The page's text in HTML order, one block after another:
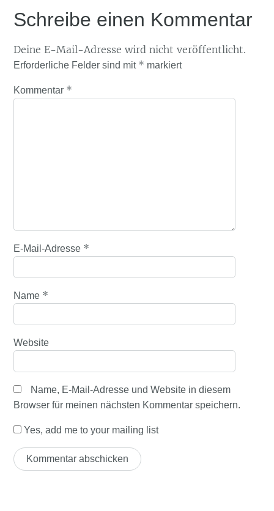
Schreibe einen Kommentar
Deine E-Mail-Adresse wird nicht veröffentlicht.
Erforderliche Felder sind mit * markiert
Kommentar *
E-Mail-Adresse *
Name *
Website
Name, E-Mail-Adresse und Website in diesem
Browser für meinen nächsten Kommentar speichern.
Yes, add me to your mailing list